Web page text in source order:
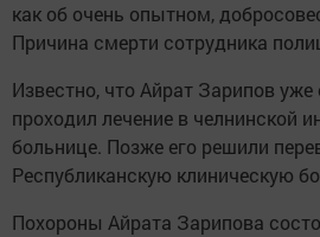
как об очень опытном,
Причина смерти сотрудника
Известно, что Айрат Зарипов
проходил лечение в челнинской
больнице. Позже его решили
Республиканскую клиническую
Похороны Айрата Зарипова